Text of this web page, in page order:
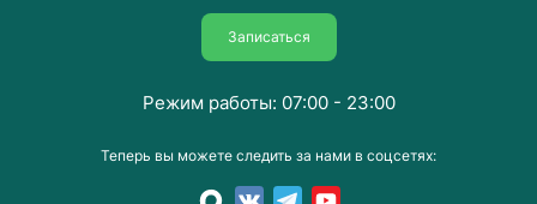
Записаться
Теперь вы можете следить за нами в соцсетях:
Режим работы: 07:00 - 23:00